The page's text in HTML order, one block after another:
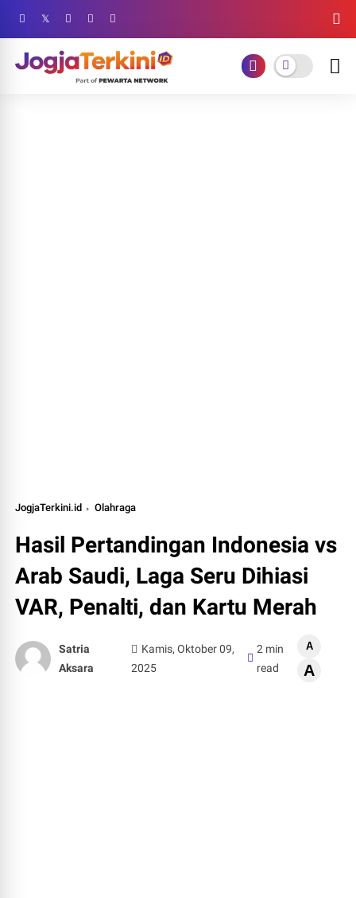
JogjaTerkini.id Olahraga
Hasil Pertandingan Indonesia vs
Arab Saudi, Laga Seru Dihiasi
VAR, Penalti, dan Kartu Merah
Satria
Aksara
Kamis, Oktober 09,
2025
2 min
read
A
A